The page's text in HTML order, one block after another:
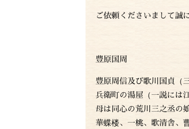
ご依頼くださいまして誠
豊原国周
豊原周信及び歌川国貞（
兵衛町の湯屋（一説には
母は同心の荒川三之丞の
華蝶楼、一桃、歌清舎、